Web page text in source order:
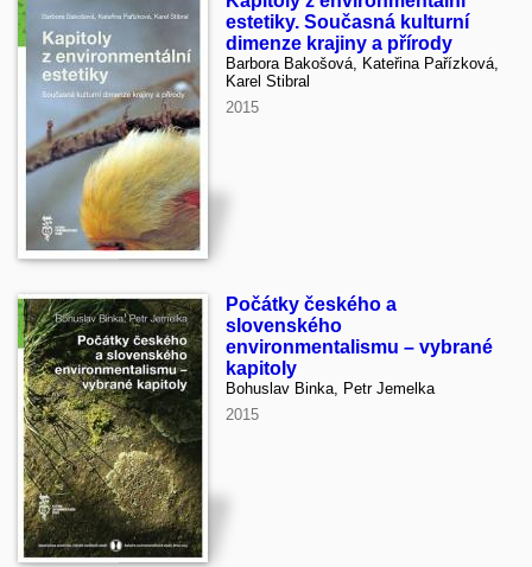
estetiky. Současná kulturní
dimenze krajiny a přírody
Barbora Bakošová, Kateřina Pařízková,
Karel Stibral
2015
Počátky českého a
slovenského
environmentalismu – vybrané
kapitoly
Bohuslav Binka, Petr Jemelka
2015